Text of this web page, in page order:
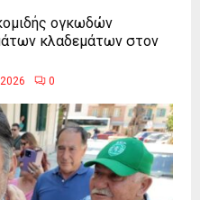
ογκωδών
κλαδεμάτων στον
0